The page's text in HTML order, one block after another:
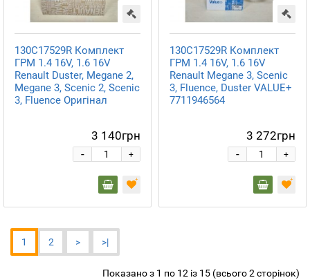
130C17529R Комплект
ГРМ 1.4 16V, 1.6 16V
Renault Duster, Megane 2,
Megane 3, Scenic 2, Scenic
3, Fluence Оригінал
3 140грн
+
-
130C17529R Комплект
ГРМ 1.4 16V, 1.6 16V
Renault Megane 3, Scenic
3, Fluence, Duster VALUE+
7711946564
3 272грн
+
-
1 2 > >|
Показано з 1 по 12 із 15 (всього 2 сторінок)